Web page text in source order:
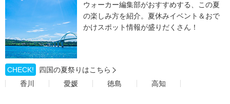
ウォーカー編集部がおすすめする、この夏
の楽しみ方を紹介。夏休みイベント＆おで
かけスポット情報が盛りだくさん！
CHECK!
四国の夏祭りはこちら
香川
愛媛 徳島 高知